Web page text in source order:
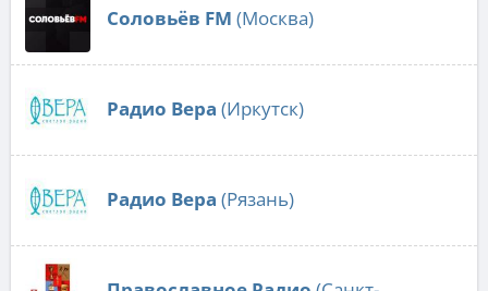
Соловьёв FM (Москва)
Радио Вера (Иркутск)
Радио Вера (Рязань)